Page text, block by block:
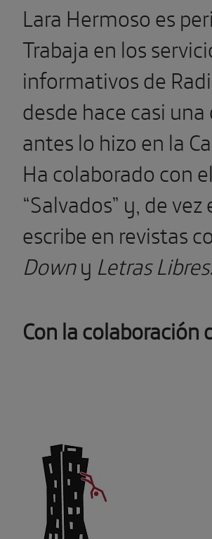
Lara Hermoso es
Trabaja en los
informativos de
desde hace casi
antes lo hizo en la
Ha colaborado con
“Salvados” y, de
escribe en revistas
Downy Letras Libres.
Con la colaboración